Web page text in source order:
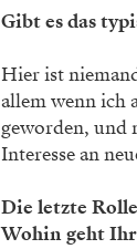
Gibt es das
Hier ist
allem wenn ich
geworden, und
Interesse an
Die letzte
Wohin geht